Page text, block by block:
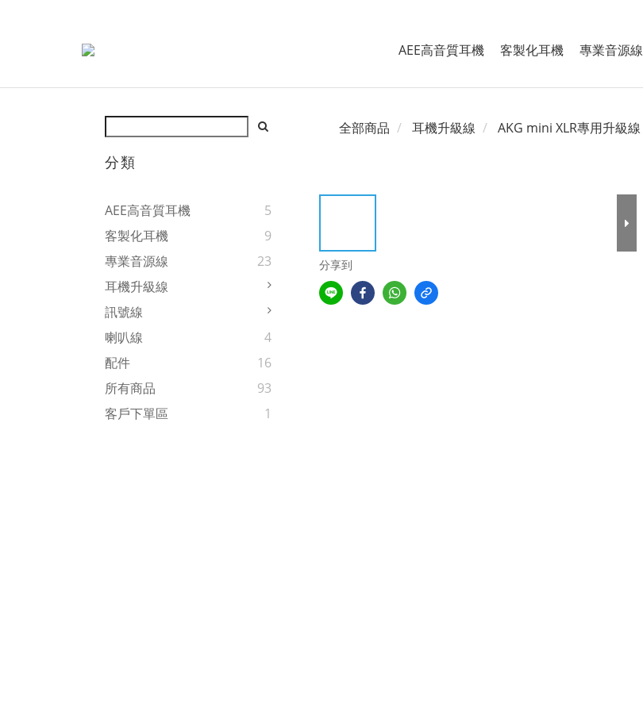
AEE高音質耳機 客製化耳機 專業音源線
分類
AEE高音質耳機
5
客製化耳機
9
專業音源線
23
耳機升級線
訊號線
喇叭線
4
配件
16
所有商品
93
客戶下單區
1
全部商品 耳機升級線 AKG mini XLR專用升級線
分享到